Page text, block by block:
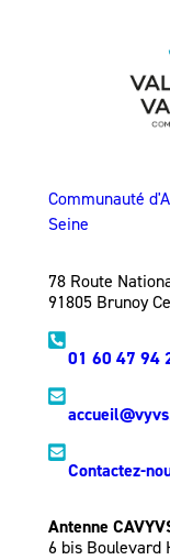
Communauté
Seine
78 Route
91805 Brunoy
01 60 47 94
Contactez-
Antenne
6 bis Boulevard